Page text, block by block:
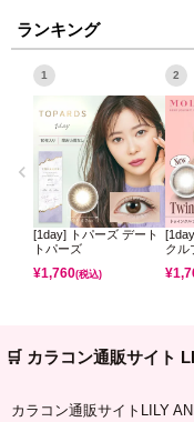
ランキング
1
[1day] トパーズ デート
トパーズ
¥1,760(税込)
2
クル
¥
🛒 カラコン通販サイト
カラコン通販サイトLILY